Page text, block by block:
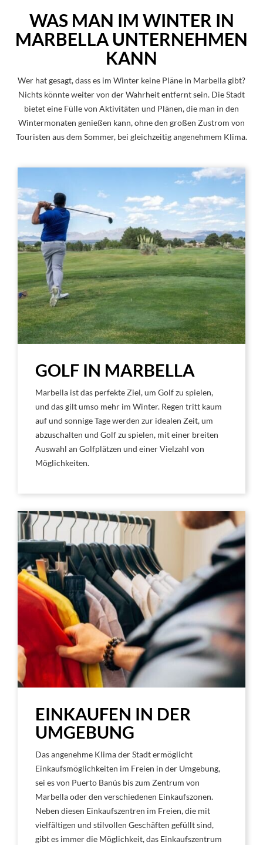
WAS MAN IM WINTER IN
MARBELLA UNTERNEHMEN
KANN
Wer hat gesagt, dass es im Winter keine Pläne in Marbella gibt?
Nichts könnte weiter von der Wahrheit entfernt sein. Die Stadt
bietet eine Fülle von Aktivitäten und Plänen, die man in den
Wintermonaten genießen kann, ohne den großen Zustrom von
Touristen aus dem Sommer, bei gleichzeitig angenehmem Klima.
GOLF IN MARBELLA
Marbella ist das perfekte Ziel, um Golf zu spielen,
und das gilt umso mehr im Winter. Regen tritt kaum
auf und sonnige Tage werden zur idealen Zeit, um
abzuschalten und Golf zu spielen, mit einer breiten
Auswahl an Golfplätzen und einer Vielzahl von
Möglichkeiten.
EINKAUFEN IN DER
UMGEBUNG
Das angenehme Klima der Stadt ermöglicht
Einkaufsmöglichkeiten im Freien in der Umgebung,
sei es von Puerto Banús bis zum Zentrum von
Marbella oder den verschiedenen Einkaufszonen.
Neben diesen Einkaufszentren im Freien, die mit
vielfältigen und stilvollen Geschäften gefüllt sind,
gibt es immer die Möglichkeit, das Einkaufszentrum